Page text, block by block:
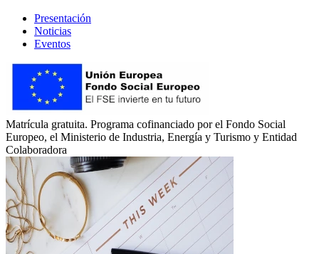
Presentación
Noticias
Eventos
Matrícula gratuita. Programa cofinanciado por el Fondo Social
Europeo, el Ministerio de Industria, Energía y Turismo y Entidad
Colaboradora